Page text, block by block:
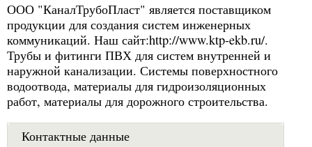
ООО "КаналТрубоПласт" является поставщиком
продукции для создания систем инженерных
коммуникаций. Наш сайт:http://www.ktp-ekb.ru/.
Трубы и фитинги ПВХ для систем внутренней и
наружной канализации. Системы поверхностного
водоотвода, материалы для гидроизоляционных
работ, материалы для дорожного строительства.
Контактные данные